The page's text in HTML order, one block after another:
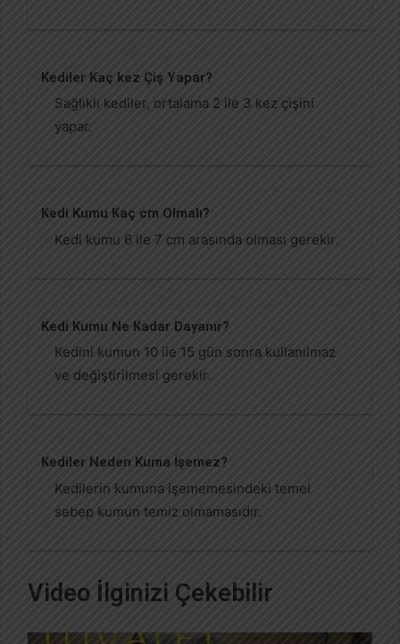
Kediler Kaç kez Çiş Yapar?
Sağlıklı kediler, ortalama 2 ile 3 kez çişini
yapar.
Kedi Kumu Kaç cm Olmalı?
Kedi kumu 6 ile 7 cm arasında olması gerekir.
Kedi Kumu Ne Kadar Dayanır?
Kedini kumun 10 ile 15 gün sonra kullanılmaz
ve değiştirilmesi gerekir.
Kediler Neden Kuma İşemez?
Kedilerin kumuna işememesindeki temel
sebep kumun temiz olmamasıdır.
Video İlginizi Çekebilir